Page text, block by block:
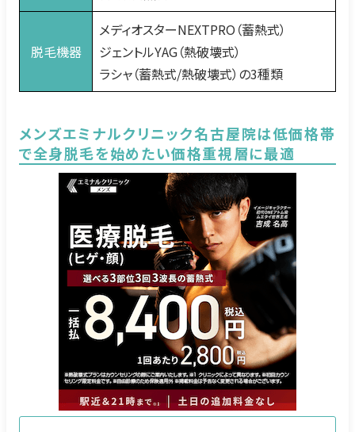
脱毛機器
メディオスターNEXTPRO（蓄熱式）
ジェントルYAG（熱破壊式）
ラシャ（蓄熱式/熱破壊式）の3種類
メンズエミナルクリニック名古屋院は低価格帯
で全身脱毛を始めたい価格重視層に最適